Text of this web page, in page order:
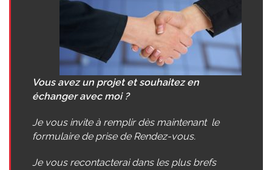
Vous avez un projet et souhaitez en
échanger avec moi ?
Je vous invite à remplir dès maintenant le
formulaire de prise de Rendez-vous.
Je vous recontacterai dans les plus brefs